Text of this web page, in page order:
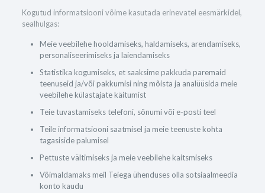
Kogutud informatsiooni võime kasutada erinevatel eesmärkidel,
sealhulgas:
Meie veebilehe hooldamiseks, haldamiseks, arendamiseks,
personaliseerimiseks ja laiendamiseks
Statistika kogumiseks, et saaksime pakkuda paremaid
teenuseid ja/või pakkumisi ning mõista ja analüüsida meie
veebilehe külastajate käitumist
Teie tuvastamiseks telefoni, sõnumi või e-posti teel
Teile informatsiooni saatmisel ja meie teenuste kohta
tagasiside palumisel
Pettuste vältimiseks ja meie veebilehe kaitsmiseks
Võimaldamaks meil Teiega ühenduses olla sotsiaalmeedia
konto kaudu